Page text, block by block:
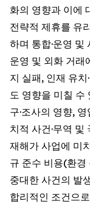
화의 영향과 이에
전략적 제휴를 유
하며 통합·운영
운영 및 외화 거래
지 실패, 인재 유치
도 영향을 미칠 수
구·조사의 영향,
치적 사건·무역 및
재해가 사업에 미
규 준수 비용(환
중대한 사건의 발
합리적인 조건으